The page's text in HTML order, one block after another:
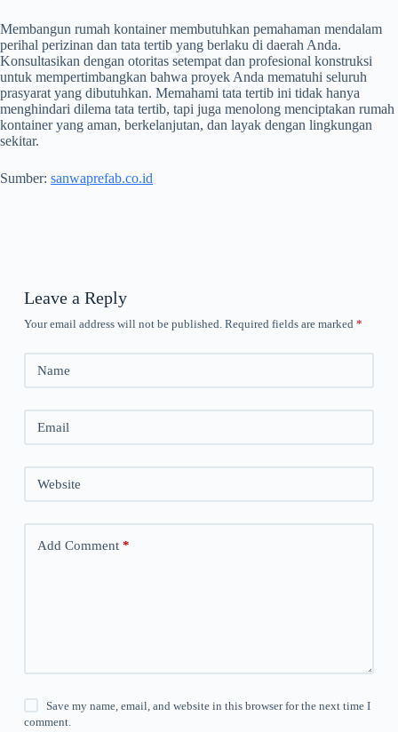
Membangun rumah kontainer membutuhkan pemahaman mendalam
perihal perizinan dan tata tertib yang berlaku di daerah Anda.
Konsultasikan dengan otoritas setempat dan profesional konstruksi
untuk mempertimbangkan bahwa proyek Anda mematuhi seluruh
prasyarat yang dibutuhkan. Memahami tata tertib ini tidak hanya
menghindari dilema tata tertib, tapi juga menolong menciptakan rumah
kontainer yang aman, berkelanjutan, dan layak dengan lingkungan
sekitar.
Sumber: sanwaprefab.co.id
Leave a Reply
Your email address will not be published. Required fields are marked *
Name
Email
Website
Add Comment*
Save my name, email, and website in this browser for the next time I
comment.